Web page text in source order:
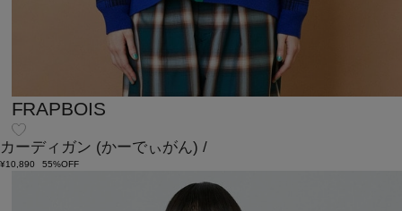
FRAPBOIS
カーディガン (かーでぃがん) /
¥10,890 55%OFF